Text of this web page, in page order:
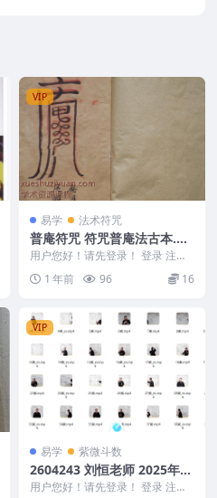
VIP
易学 法术符咒
普庵符咒 符咒普庵法古本.pd
f用户您好！请先登录！ 登录 注册
普庵符咒 符咒普庵法古本.pdf 9p
250...1 年前 96 16
VIP
易学 紫微斗数
2604243 刘恒老师 2025年1
2.12《紫薇斗数》 57 集视频
用户您好！请先登录！ 登录 注册